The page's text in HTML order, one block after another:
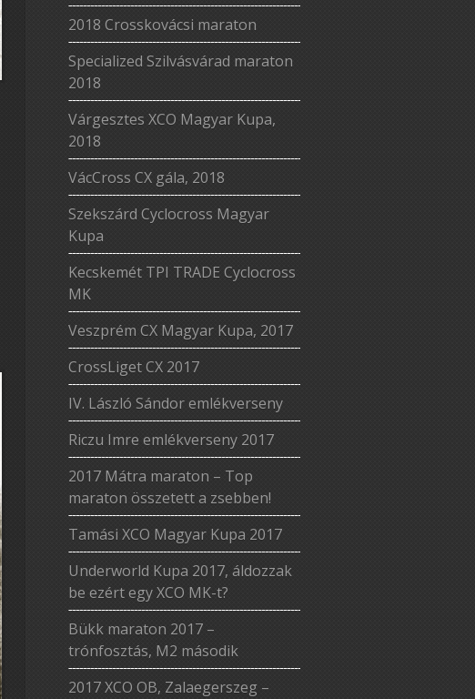
2018 Crosskovácsi maraton
Specialized Szilvásvárad maraton
2018
Várgesztes XCO Magyar Kupa,
2018
VácCross CX gála, 2018
Szekszárd Cyclocross Magyar
Kupa
Kecskemét TPI TRADE Cyclocross
MK
Veszprém CX Magyar Kupa, 2017
CrossLiget CX 2017
IV. László Sándor emlékverseny
Riczu Imre emlékverseny 2017
2017 Mátra maraton – Top
maraton összetett a zsebben!
Tamási XCO Magyar Kupa 2017
Underworld Kupa 2017, áldozzak
be ezért egy XCO MK-t?
Bükk maraton 2017 –
trónfosztás, M2 második
2017 XCO OB, Zalaegerszeg –